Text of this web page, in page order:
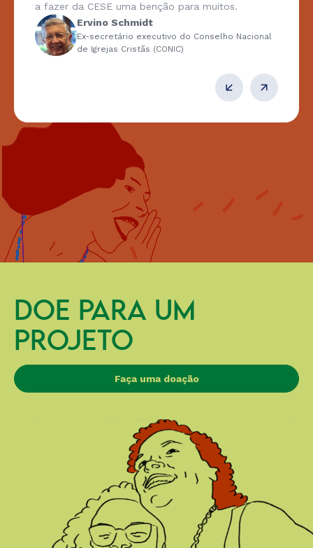
a fazer da CESE uma benção para muitos.
Ervino Schmidt
Ex-secretário executivo do Conselho Nacional
de Igrejas Cristãs (CONIC)
DOE PARA UM
PROJETO
Faça uma doação